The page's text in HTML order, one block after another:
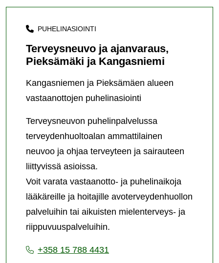
PUHELINASIOINTI
Terveysneuvo ja ajanvaraus,
Pieksämäki ja Kangasniemi
Kangasniemen ja Pieksämäen alueen
vastaanottojen puhelinasiointi
Terveysneuvon puhelinpalvelussa
terveydenhuoltoalan ammattilainen
neuvoo ja ohjaa terveyteen ja sairauteen
liittyvissä asioissa.
Voit varata vastaanotto- ja puhelinaikoja
lääkäreille ja hoitajille avoterveydenhuollon
palveluihin tai aikuisten mielenterveys- ja
riippuvuuspalveluihin.
+358 15 788 4431